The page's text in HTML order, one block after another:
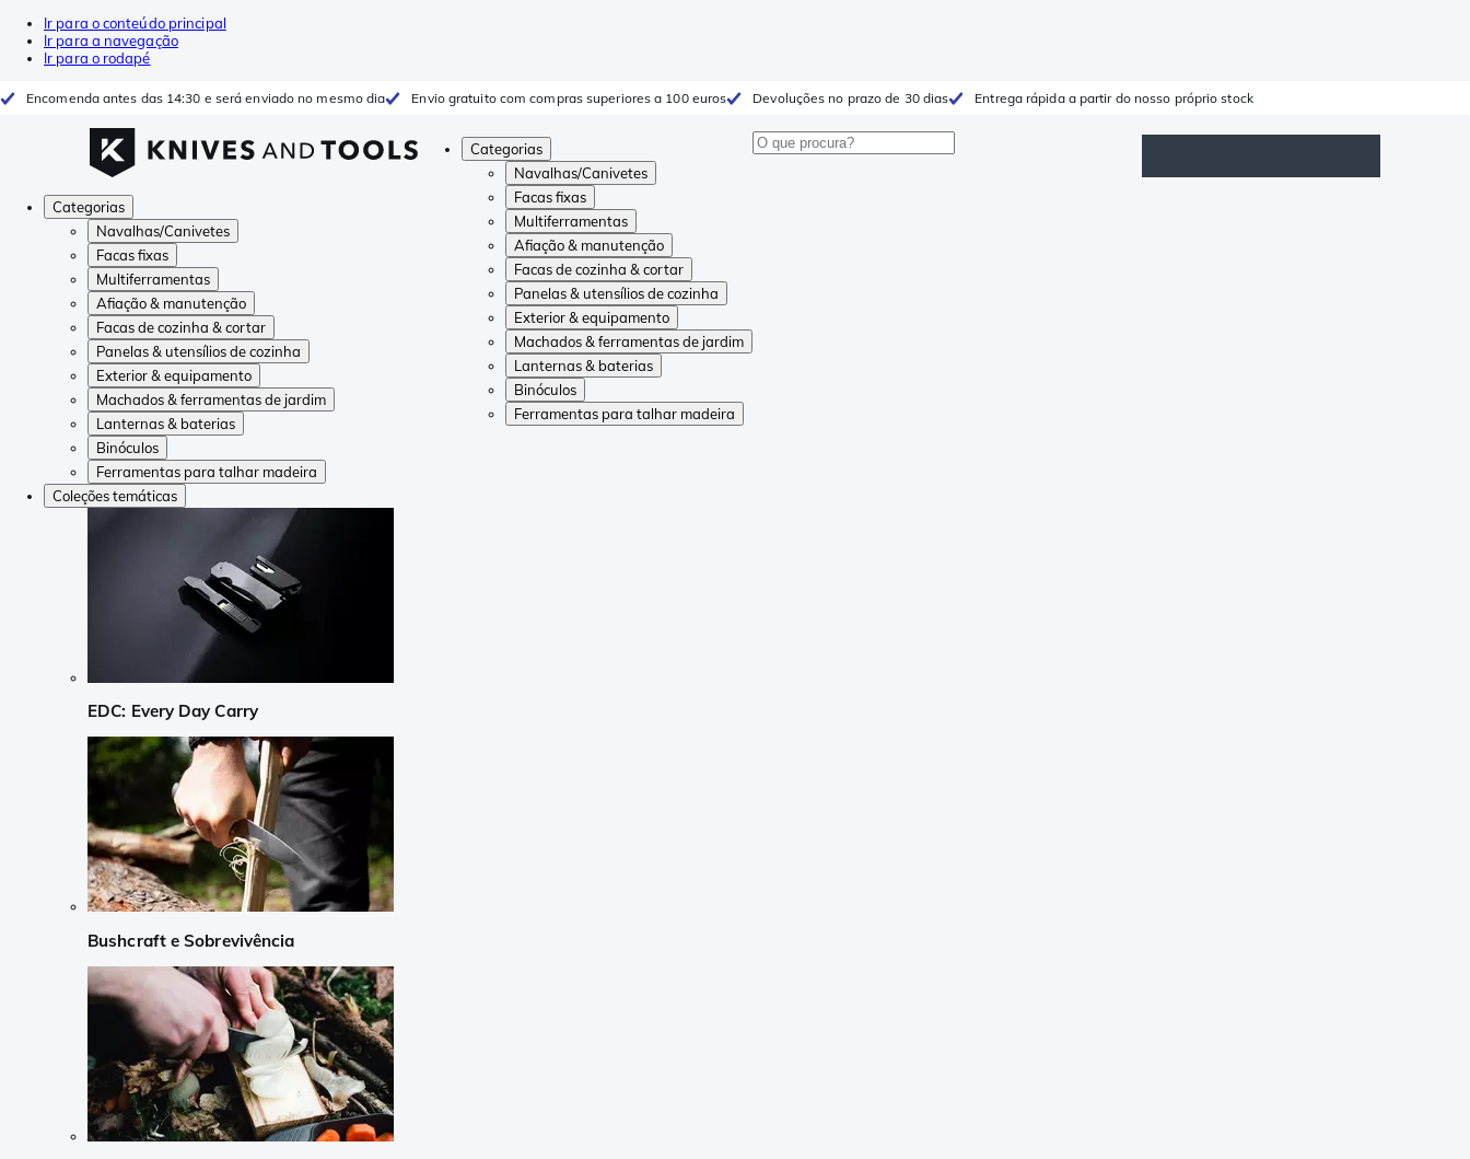
Ir para o conteúdo principal
Ir para a navegação
Ir para o rodapé
Encomenda antes das 14:30 e será enviado no mesmo dia Envio gratuito com compras superiores a 100 euros Devoluções no prazo de 30 dias Entrega rápida a partir do nosso próprio stock
Categorias
Navalhas/Canivetes
Facas fixas
Multiferramentas
Afiação & manutenção
Facas de cozinha & cortar
Panelas & utensílios de cozinha
Exterior & equipamento
Machados & ferramentas de jardim
Lanternas & baterias
Binóculos
Ferramentas para talhar madeira
Categorias
Navalhas/Canivetes
Facas fixas
Multiferramentas
Afiação & manutenção
Facas de cozinha & cortar
Panelas & utensílios de cozinha
Exterior & equipamento
Machados & ferramentas de jardim
Lanternas & baterias
Binóculos
Ferramentas para talhar madeira
Coleções temáticas
EDC: Every Day Carry
Bushcraft e Sobrevivência